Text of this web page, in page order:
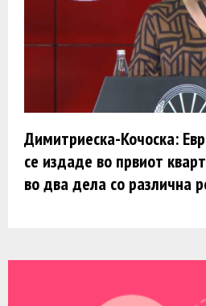
Димитриеска-Кочоска:
се издаде во првиот
во два дела со различна